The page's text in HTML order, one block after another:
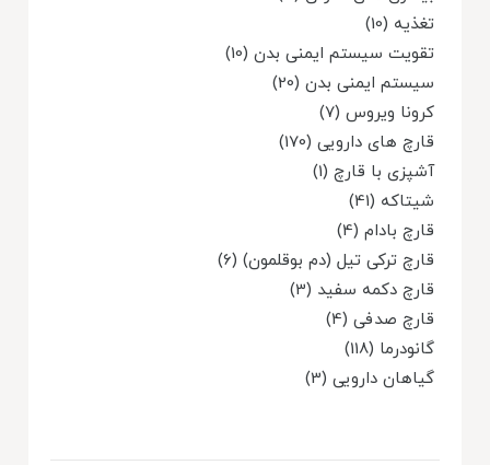
تغذیه (10)
تقویت سیستم ایمنی بدن (10)
سیستم ایمنی بدن (20)
کرونا ویروس (7)
قارچ های دارویی (170)
آشپزی با قارچ (1)
شیتاکه (41)
قارچ بادام (4)
قارچ ترکی تیل (دم بوقلمون) (6)
قارچ دکمه سفید (3)
قارچ صدفی (4)
گانودرما (118)
گیاهان دارویی (3)